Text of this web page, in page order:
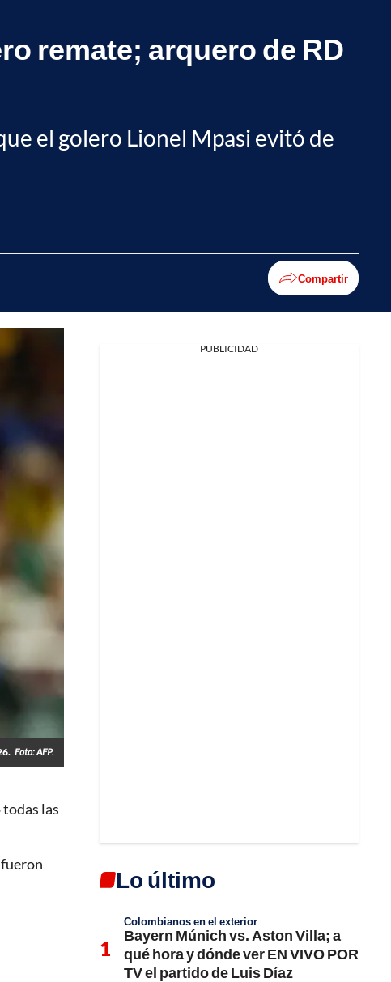
remate; arquero de RD
el golero Lionel Mpasi evitó de
Compartir
Foto: AFP.
las
PUBLICIDAD
Lo último
Colombianos en el exterior
Bayern Múnich vs. Aston Villa; a
qué hora y dónde ver EN VIVO POR
TV el partido de Luis Díaz